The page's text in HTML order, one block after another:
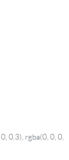
0.3), rgba(0, 0, 0,